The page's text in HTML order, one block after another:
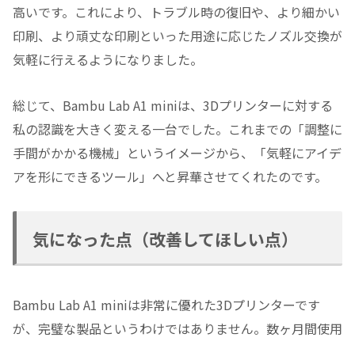
高いです。これにより、トラブル時の復旧や、より細かい
印刷、より頑丈な印刷といった用途に応じたノズル交換が
気軽に行えるようになりました。
総じて、Bambu Lab A1 miniは、3Dプリンターに対する
私の認識を大きく変える一台でした。これまでの「調整に
手間がかかる機械」というイメージから、「気軽にアイデ
アを形にできるツール」へと昇華させてくれたのです。
気になった点（改善してほしい点）
Bambu Lab A1 miniは非常に優れた3Dプリンターです
が、完璧な製品というわけではありません。数ヶ月間使用